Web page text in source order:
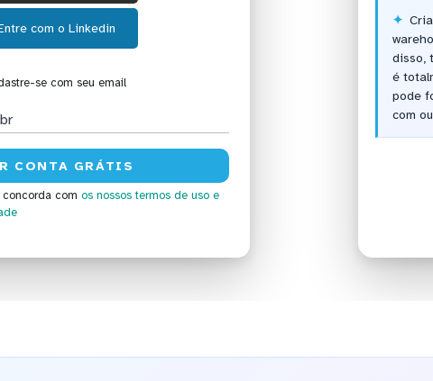
com o Linkedin
se com seu email
com os nossos termos de uso e
disso,
é
pode
com